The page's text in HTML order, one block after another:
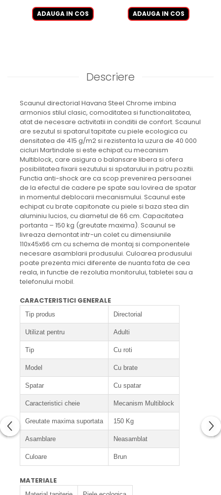
ADAUGA IN COS ADAUGA IN COS
Descriere
Scaunul directorial Havana Steel Chrome imbina
armonios stilul clasic, comoditatea si functionalitatea,
atat de necesare activitatii in conditii de confort. Scaunul
are sezutul si spatarul tapitate cu piele ecologica cu
densitatea de 415 g/m2 si rezistenta la uzura de 40 000
cicluri Martindale si este echipat cu mecanism
Multiblock, care asigura o balansare libera si ofera
posibilitatea fixarii sezutului si spatarului in patru pozitii.
Functia anti-shock are ca scop prevenirea persoanei
de la efectul de cadere pe spate sau lovirea de spatar
in momentul deblocarii mecanismului. Scaunul este
echipat cu brate capitonate cu piele si baza stea din
aluminiu lucios, cu diametul de 66 cm. Capacitatea
portanta – 150 kg (greutate maxima). Scaunul se
livreaza demontat intr-un colet cu dimensiunile
110x45x66 cm cu schema de montaj si componentele
necesare asamblarii produsului. Culoarea produsului
poate prezenta mici diferente de nuanta fata de cea
reala, in functie de rezolutia monitorului, tabletei sau a
telefonului mobil.
CARACTERISTICI GENERALE
Tip produs Directorial
Utilizat pentru Adulti
Tip Cu roti
Model Cu brate
Spatar Cu spatar
Caracteristici cheie Mecanism Multiblock
Greutate maxima suportata 150 Kg
Asamblare Neasamblat
Culoare Brun
MATERIALE